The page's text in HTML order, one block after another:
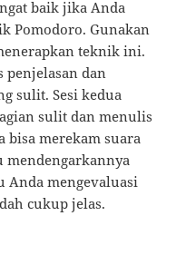
baik jika Anda
Pomodoro. Gunakan
teknik ini.
dan
sulit. Sesi kedua
sulit dan menulis
bisa merekam suara
mendengarkannya
Anda mengevaluasi
cukup jelas.